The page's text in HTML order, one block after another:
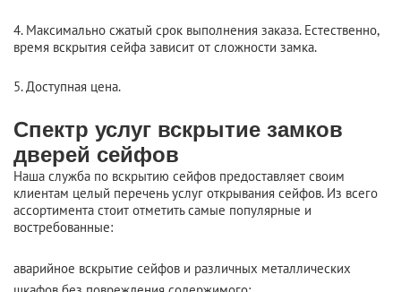
4. Максимально сжатый срок выполнения заказа. Естественно,
время вскрытия сейфа зависит от сложности замка.
5. Доступная цена.
Спектр услуг вскрытие замков
дверей сейфов
Наша служба по вскрытию сейфов предоставляет своим
клиентам целый перечень услуг открывания сейфов. Из всего
ассортимента стоит отметить самые популярные и
востребованные:
аварийное вскрытие сейфов и различных металлических